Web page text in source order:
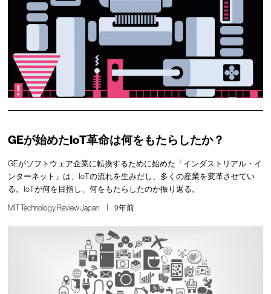
GEが始めたIoT革命は何をもたらしたか？
GEがソフトウェア企業に転換するために始めた「インダストリアル・イ
ンターネット」は、IoTの流れを生みだし、多くの産業を変革させてい
る。IoTが何を目指し、何をもたらしたのか振り返る。
MIT Technology Review Japan 9年前